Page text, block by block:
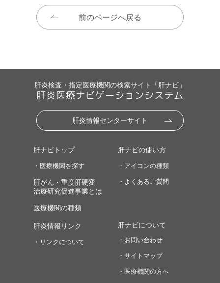
前のページへ戻る
肝炎検査・指定医療機関の検索サイト「肝ナビ」
肝炎医療ナビゲーションシステム
肝炎情報センターサイト
肝ナビトップ
・医療機関を探す
肝がん・重度肝硬変
治療研究促進事業とは
医療機関の種類
肝ナビの使い方
・アイコンの種類
・よくあるご質問
肝炎情報リンク
・リンクについて
肝ナビについて
・お問い合わせ
・サイトマップ
・医療機関の方へ